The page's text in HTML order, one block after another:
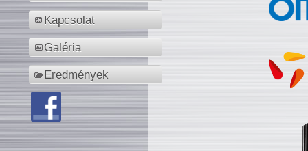
Kapcsolat
Galéria
Eredmények